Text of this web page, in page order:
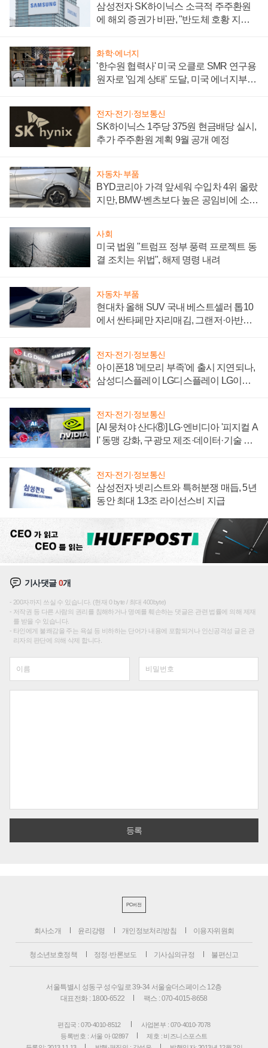
삼성전자 SK하이닉스 소극적 주주환원
에 해외 증권가 비판, "반도체 호황 지속
화학·에너지
'한수원 협력사' 미국 오클로 SMR 연구용
원자로 '임계 상태' 도달, 미국 에너지부
전자·전기·정보통신
SK하이닉스 1주당 375원 현금배당 실시,
추가 주주환원 계획 9월 공개 예정
자동차·부품
BYD코리아 가격 앞세워 수입차 4위 올랐
지만, BMW·벤츠보다 높은 공임비에 소비
사회
미국 법원 "트럼프 정부 풍력 프로젝트 동
결 조치는 위법", 해제 명령 내려
자동차·부품
현대차 올해 SUV 국내 베스트셀러 톱10
에서 싼타페만 자리매김, 그랜저·아반떼
전자·전기·정보통신
아이폰18 '메모리 부족'에 출시 지연되나,
삼성디스플레이 LG디스플레이 LG이노
전자·전기·정보통신
[AI 뭉쳐야 산다⑧] LG·엔비디아 '피지컬 A
I' 동맹 강화, 구광모 제조·데이터·기술 결
전자·전기·정보통신
삼성전자 넷리스트와 특허분쟁 매듭, 5년
동안 최대 1.3조 라이선스비 지급
기사댓글0개
200자까지 쓰실 수 있습니다. (현재 0 byte / 최대 400byte)
저작권 등 다른 사람의 권리를 침해하거나 명예를 훼손하는 댓글은 관련 법률에 의해 제재
를 받을 수 있습니다.
타인에게 불쾌감을 주는 욕설 등 비하하는 단어가 내용에 포함되거나 인신공격성 글은 관
리자의 판단에 의해 삭제 합니다.
PC버전
회사소개 윤리강령 개인정보처리방침 이용자위원회
청소년보호정책 정정·반론보도 기사심의규정 불편신고
서울특별시 성동구 성수일로 39-34 서울숲더스페이스 12층
대표전화 : 1800-6522
팩스 : 070-4015-8658
편집국 : 070-4010-8512
사업본부 : 070-4010-7078
등록번호 : 서울 아 02897
제호 : 비즈니스포스트